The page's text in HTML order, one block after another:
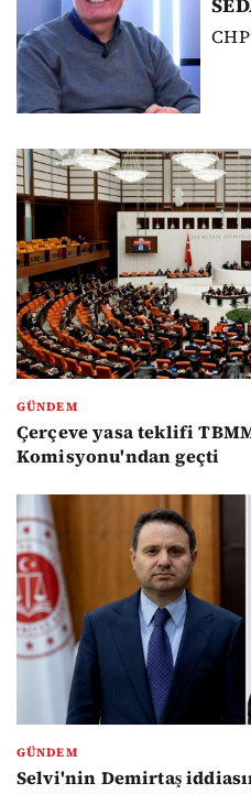
GÜNDEM
Çerçeve yasa teklifi
Komisyonu'ndan geçti
GÜNDEM
Selvi'nin Demirtaş